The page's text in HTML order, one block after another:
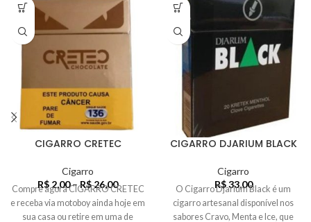
CIGARRO CRETEC
Cigarro
R$ 2,00– R$26,00
Compre agora CIGARRO CRETEC
e receba via motoboy ainda hoje em
sua casa ou retire em uma de
CIGARRO DJARIUM BLACK
Cigarro
R$33,00
O Cigarro Djarium Black é um
cigarro artesanal disponível nos
sabores Cravo, Menta e Ice, que